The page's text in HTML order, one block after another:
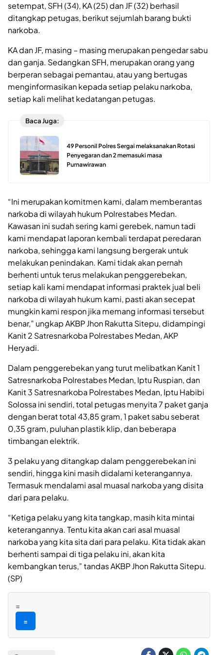
setempat, SFH (34), KA (25) dan JF (32) berhasil
ditangkap petugas, berikut sejumlah barang bukti
narkoba.
KA dan JF, masing – masing merupakan pengedar sabu
dan ganja. Sedangkan SFH, merupakan orang yang
berperan sebagai pemantau, atau yang bertugas
menginformasikan kepada setiap pelaku narkoba,
setiap kali melihat kedatangan petugas.
Baca Juga:
49 Personil Polres Sergai melaksanakan Rotasi
Penyegaran dan 2 memasuki masa
Purnawirawan
“Ini merupakan komitmen kami, dalam memberantas
narkoba di wilayah hukum Polrestabes Medan.
Kawasan ini sudah sering kami gerebek, namun tadi
kami mendapat laporan kembali terdapat peredaran
narkoba, sehingga kami langsung bergerak untuk
melakukan penindakan. Kami tidak akan pernah
berhenti untuk terus melakukan penggerebekan,
setiap kali kami mendapat informasi praktek jual beli
narkoba di wilayah hukum kami, pasti akan secepat
mungkin kami respon jika memang informasi tersebut
benar,” ungkap AKBP Jhon Rakutta Sitepu, didampingi
Kanit 2 Satresnarkoba Polrestabes Medan, AKP
Heryadi.
Dalam penggerebekan yang turut melibatkan Kanit 1
Satresnarkoba Polrestabes Medan, Iptu Ruspian, dan
Kanit 3 Satresnarkoba Polrestabes Medan, Iptu Habibi
Solossa ini sendiri, total petugas menyita 7 paket ganja
dengan berat total 43,85 gram, 1 paket sabu seberat
0,35 gram, puluhan plastik klip, dan beberapa
timbangan elektrik.
3 pelaku yang ditangkap dalam penggerebekan ini
sendiri, hingga kini masih didalami keterangannya.
Termasuk mendalami asal muasal narkoba yang disita
dari para pelaku.
“Ketiga pelaku yang kita tangkap, masih kita mintai
keterangannya. Tentu kita akan cari asal muasal
narkoba yang kita sita dari para pelaku. Kita tidak akan
berhenti sampai di tiga pelaku ini, akan kita
kembangkan terus,” tandas AKBP Jhon Rakutta Sitepu.
(SP)
=
=